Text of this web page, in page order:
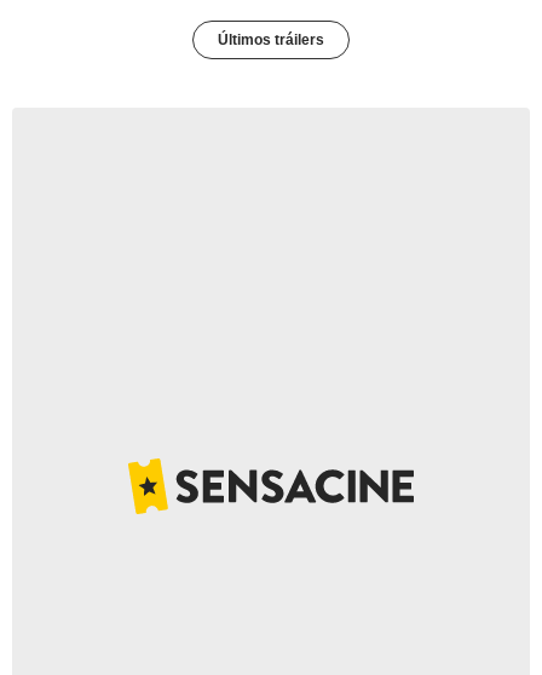
Últimos tráilers